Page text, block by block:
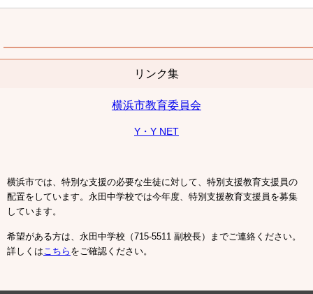
リンク集
横浜市教育委員会
Y・Y NET
横浜市では、特別な支援の必要な生徒に対して、特別支援教育支援員の
配置をしています。永田中学校では今年度、特別支援教育支援員を募集
しています。
希望がある方は、永田中学校（715-5511 副校長）までご連絡ください。
詳しくはこちら をご確認ください。